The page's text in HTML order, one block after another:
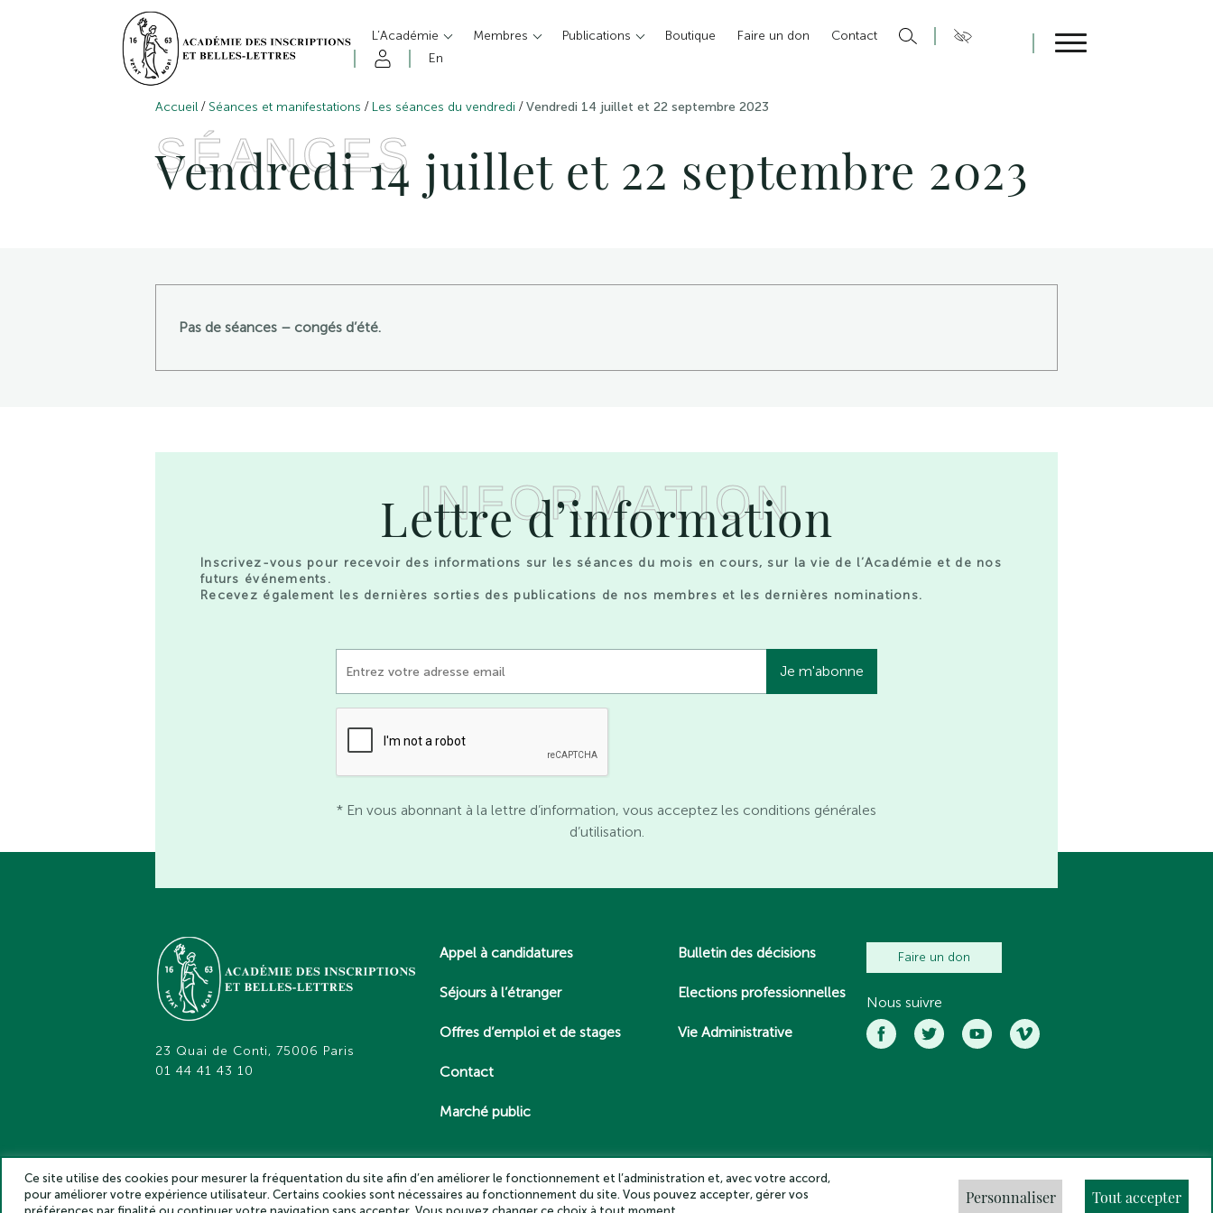
L’Académie Membres Publications Boutique Faire un don
Contact
En
Accueil / Séances et manifestations / Les séances du vendredi /Vendredi 14 juillet et 22 septembre 2023
SÉANCES
Vendredi 14 juillet et 22 septembre 2023
Pas de séances – congés d’été.
INFORMATION
Lettre d’information
Inscrivez-vous pour recevoir des informations sur les séances du mois en cours, sur la vie de l’Académie et de nos
futurs événements.
Recevez également les dernières sorties des publications de nos membres et les dernières nominations.
* En vous abonnant à la lettre d’information, vous acceptez les conditions générales
d’utilisation.
23 Quai de Conti, 75006 Paris
01 44 41 43 10
Appel à candidatures
Séjours à l’étranger
Offres d’emploi et de stages
Contact
Marché public
Bulletin des décisions
Elections professionnelles
Vie Administrative
Faire un don
Nous suivre
Académie des inscriptions et belles lettres – Tous droits réservés 2025 Politique de confidentialité
Ce site utilise des cookies pour mesurer la fréquentation du site afin d’en améliorer le fonctionnement et l’administration et, avec votre accord,
pour améliorer votre expérience utilisateur. Certains cookies sont nécessaires au fonctionnement du site. Vous pouvez accepter, gérer vos
Personnaliser Tout accepter